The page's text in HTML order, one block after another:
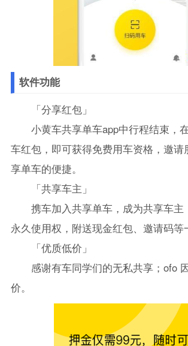
软件功能
「分享红包」
小黄车共享单车app中行程结束，
车红包，即可获得免费用车资格，邀请
享单车的便捷。
「共享车主」
携车加入共享单车，成为共享车主
永久使用权，附送现金红包、邀请码等
「优质低价」
感谢有车同学们的无私共享；ofo
价。